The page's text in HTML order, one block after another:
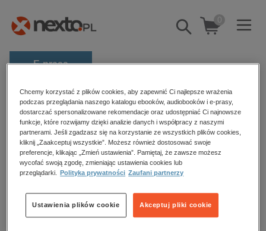
Pokaż/schowaj
wyszukiwarkę
0
E-prasa
Kategorie
Zobacz wszystkie E-prasa
budownictwo, aranżacja wnętrz
biznesowe, branżowe, gospodarka
darmowe wydania
dzienniki
Strona główna audiobooki Duchowość i religia
Duchowość i religia – audiobooki
Brak produktów.
Chcemy korzystać z plików cookies, aby zapewnić Ci najlepsze wrażenia
podczas przeglądania naszego katalogu ebooków, audiobooków i e-prasy,
dostarczać spersonalizowane rekomendacje oraz udostępniać Ci najnowsze
funkcje, które rozwijamy dzięki analizie danych i współpracy z naszymi
partnerami. Jeśli zgadzasz się na korzystanie ze wszystkich plików cookies,
kliknij „Zaakceptuj wszystkie”. Możesz również dostosować swoje
preferencje, klikając „Zmień ustawienia”. Pamiętaj, że zawsze możesz
wycofać swoją zgodę, zmieniając ustawienia cookies lub
przeglądarki.
Polityka prywatności Zaufani partnerzy
Akceptuj pliki cookie
Ustawienia plików cookie